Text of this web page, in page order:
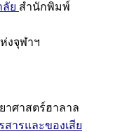
ย สำนักพิมพ์
งจุฬาฯ
าศาสตร์ฮาลาล
ารและของเสีย